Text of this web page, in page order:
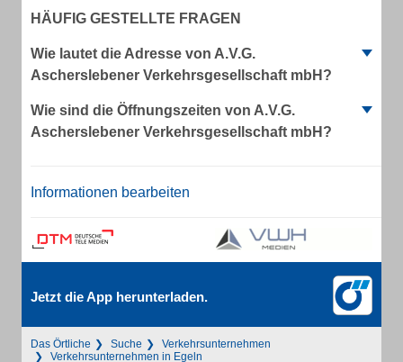
HÄUFIG GESTELLTE FRAGEN
Wie lautet die Adresse von A.V.G.
Ascherslebener Verkehrsgesellschaft mbH?
Wie sind die Öffnungszeiten von A.V.G.
Ascherslebener Verkehrsgesellschaft mbH?
Informationen bearbeiten
Jetzt die App herunterladen.
Das Örtliche Suche
Verkehrsunternehmen
Verkehrsunternehmen in Egeln